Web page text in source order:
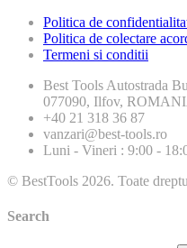
Politica de
Politica de colectare
Termeni si conditii
Best Tools Autostrada
077090, Ilfov,
+40 21 318 36 87
vanzari@best-tools.ro
Luni - Vineri : 9:00 -
© BestTools 2026. Toate
Search